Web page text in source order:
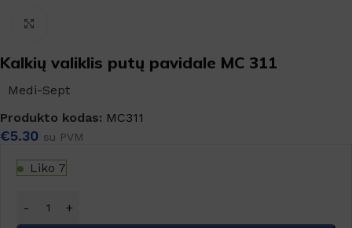
Kalkių valiklis putų pavidale MC 311
Medi-Sept
Produkto kodas: MC311
€5.30 su PVM
Liko 7